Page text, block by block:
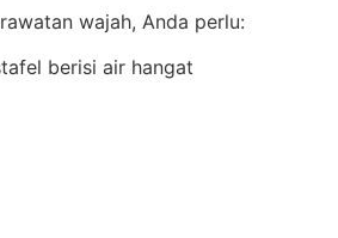
wajah, Anda perlu:
berisi air hangat